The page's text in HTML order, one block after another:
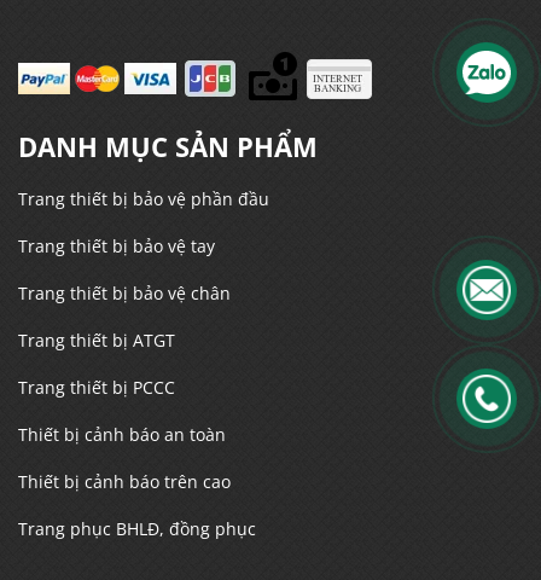
DANH MỤC SẢN PHẨM
Trang thiết bị bảo vệ phần đầu
Trang thiết bị bảo vệ tay
Trang thiết bị bảo vệ chân
Trang thiết bị ATGT
Trang thiết bị PCCC
Thiết bị cảnh báo an toàn
Thiết bị cảnh báo trên cao
Trang phục BHLĐ, đồng phục